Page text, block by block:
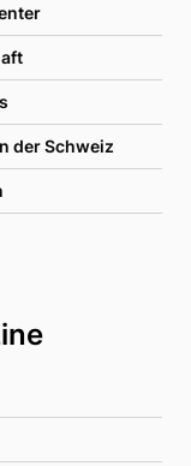
der Schweiz